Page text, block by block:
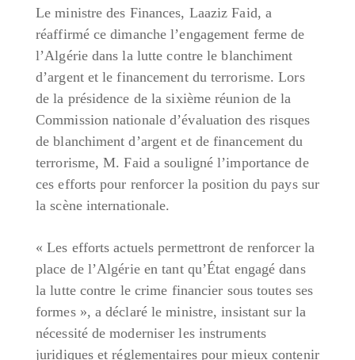
Le ministre des Finances, Laaziz Faid, a
réaffirmé ce dimanche l’engagement ferme de
l’Algérie dans la lutte contre le blanchiment
d’argent et le financement du terrorisme. Lors
de la présidence de la sixième réunion de la
Commission nationale d’évaluation des risques
de blanchiment d’argent et de financement du
terrorisme, M. Faid a souligné l’importance de
ces efforts pour renforcer la position du pays sur
la scène internationale.
« Les efforts actuels permettront de renforcer la
place de l’Algérie en tant qu’État engagé dans
la lutte contre le crime financier sous toutes ses
formes », a déclaré le ministre, insistant sur la
nécessité de moderniser les instruments
juridiques et réglementaires pour mieux contenir